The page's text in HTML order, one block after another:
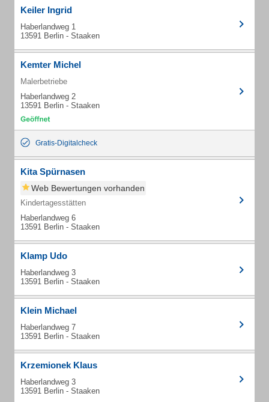
Keiler Ingrid
Haberlandweg 1
13591 Berlin - Staaken
Kemter Michel
Malerbetriebe
Haberlandweg 2
13591 Berlin - Staaken
Gratis-Digitalcheck
Kita Spürnasen
Web Bewertungen vorhanden
Kindertagesstätten
Haberlandweg 6
13591 Berlin - Staaken
Klamp Udo
Haberlandweg 3
13591 Berlin - Staaken
Klein Michael
Haberlandweg 7
13591 Berlin - Staaken
Krzemionek Klaus
Haberlandweg 3
13591 Berlin - Staaken